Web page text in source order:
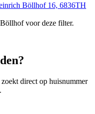
Böllhof 16, 6836TH
voor deze filter.
direct op huisnummer